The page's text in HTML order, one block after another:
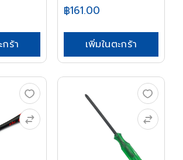
กร้า
฿161.00
เพิ่มในตะกร้า